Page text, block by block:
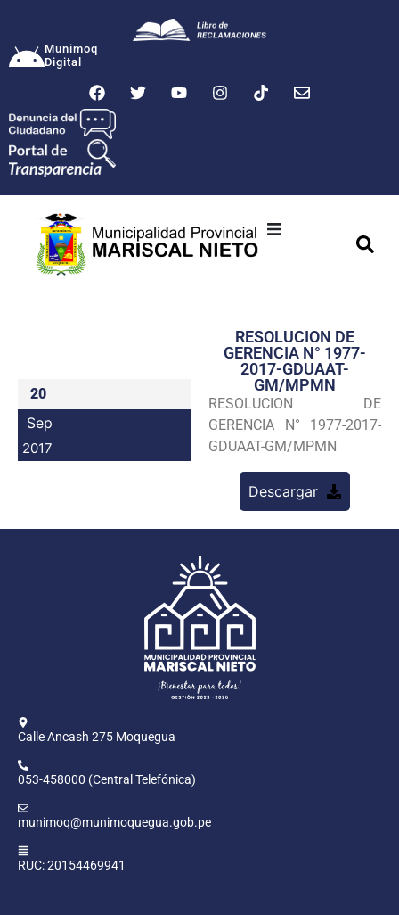
Munimoq
Digital
Transparencia
Seguridad
Programas
20
Sep
2017
RESOLUCION DE
GERENCIA N° 1977-
2017-GDUAAT-
GM/MPMN
RESOLUCION DE
GERENCIA N° 1977-2017-
GDUAAT-GM/MPMN
Descargar
Calle Ancash 275 Moquegua
053-458000 (Central Telefónica)
munimoq@munimoquegua.gob.pe
RUC: 20154469941